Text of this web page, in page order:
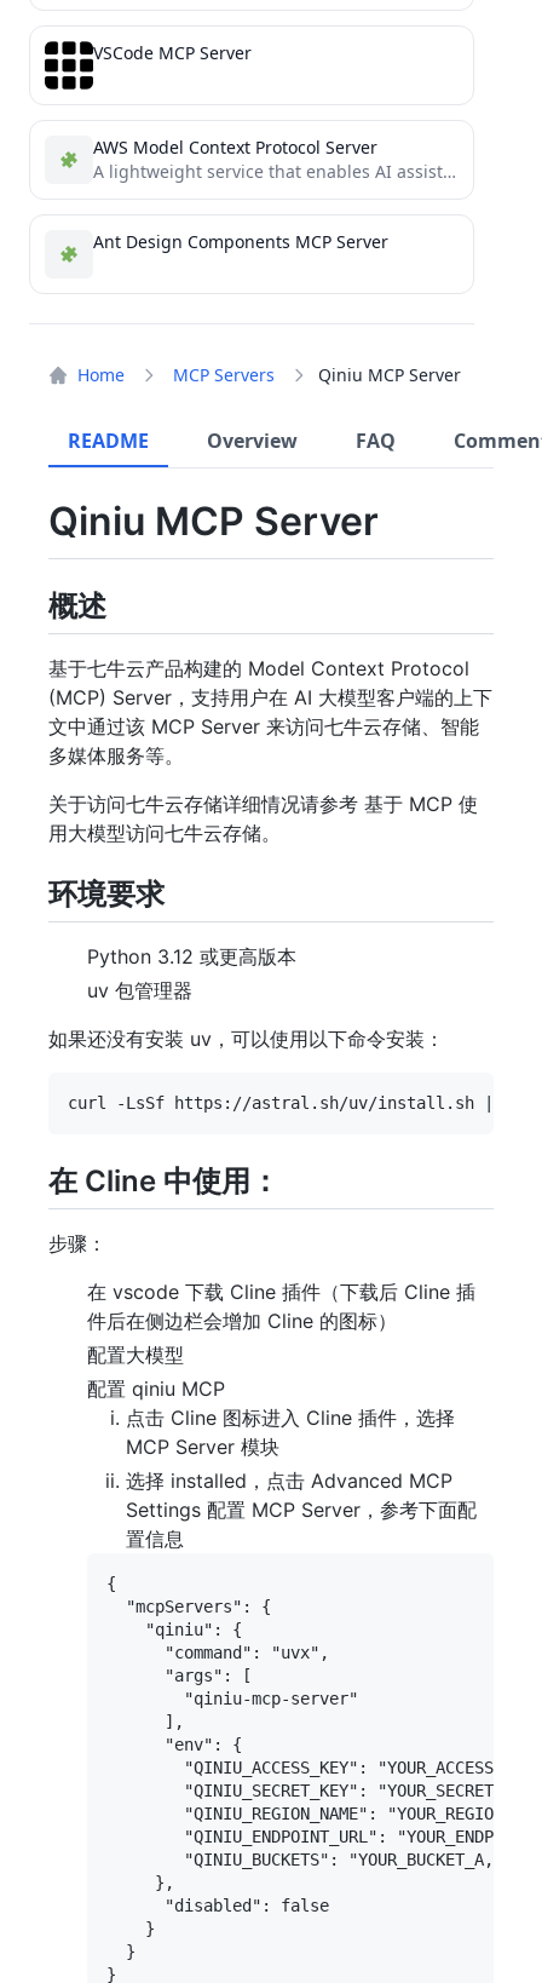
Home MCP Servers Qiniu MCP Server
README Overview FAQ
Qiniu MCP Server
概述
基于七牛云产品构建的 Model Context Protocol
(MCP) Server，支持用户在 AI 大模型客户端的上下
文中通过该 MCP Server 来访问七牛云存储、智能
多媒体服务等。
关于访问七牛云存储详细情况请参考 基于 MCP 使
用大模型访问七牛云存储。
环境要求
Python 3.12 或更高版本
uv 包管理器
如果还没有安装 uv，可以使用以下命令安装：
在 Cline 中使用：
步骤：
在 vscode 下载 Cline 插件（下载后 Cline 插
件后在侧边栏会增加 Cline 的图标）
配置大模型
配置 qiniu MCP
点击 Cline 图标进入 Cline 插件，选择
MCP Server 模块
选择 installed，点击 Advanced MCP
Settings 配置 MCP Server，参考下面配
置信息
{
  "mcpServers": {
    "qiniu": {
      "command": "uvx",
      "args": [
        "qiniu-mcp-server"
      ],
      "env": {
"QINIU_ACCESS_KEY":
"QINIU_SECRET_KEY":
"QINIU_REGION_NAME":
"QINIU_ENDPOINT_URL":
"QINIU_BUCKETS":
     },
      "disabled": false
    }
  }
VSCode MCP Server
AWS Model Context Protocol Server
A lightweight service that enables AI assistants to execute AWS CLI commands (in safe containerized environment) through the...
Ant Design Components MCP Server